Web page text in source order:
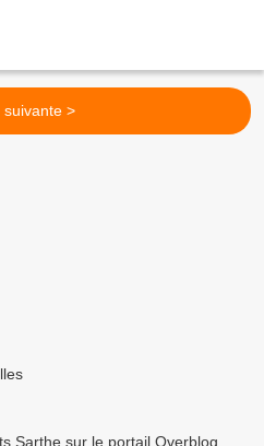
suivante >
Sarthe sur le portail Overblog